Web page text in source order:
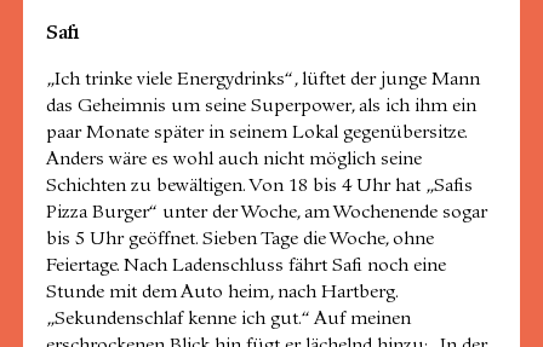
Safi
„Ich trinke viele Energydrinks“, lüftet der junge Mann
das Geheimnis um seine Superpower, als ich ihm ein
paar Monate später in seinem Lokal gegenübersitze.
Anders wäre es wohl auch nicht möglich seine
Schichten zu bewältigen. Von 18 bis 4 Uhr hat „Safis
Pizza Burger“ unter der Woche, am Wochenende sogar
bis 5 Uhr geöffnet. Sieben Tage die Woche, ohne
Feiertage. Nach Ladenschluss fährt Safi noch eine
Stunde mit dem Auto heim, nach Hartberg.
„Sekundenschlaf kenne ich gut.“ Auf meinen